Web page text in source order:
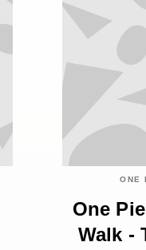
ONE
One
Walk -